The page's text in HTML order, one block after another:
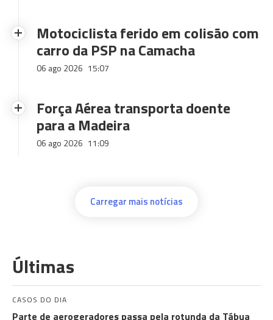
Motociclista ferido em colisão com
carro da PSP na Camacha
06 ago 2026 15:07
Força Aérea transporta doente
para a Madeira
06 ago 2026 11:09
Carregar mais notícias
Últimas
CASOS DO DIA
Parte de aerogeradores passa pela rotunda da Tábua